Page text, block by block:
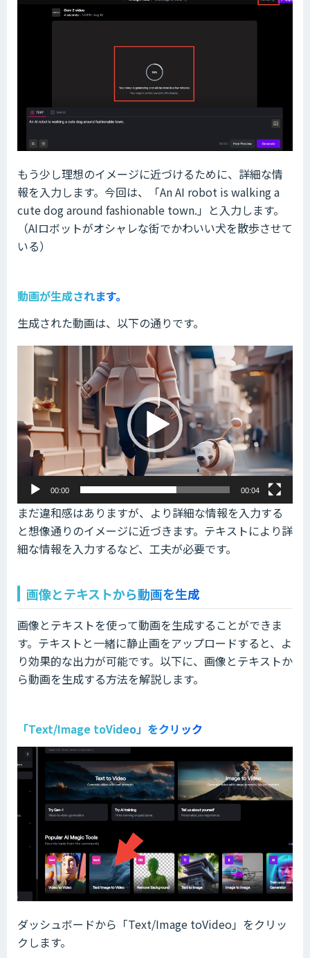
もう少し理想のイメージに近づけるために、詳細な情
報を入力します。今回は、「An AI robot is walking a
cute dog around fashionable town.」と入力します。
（AIロボットがオシャレな街でかわいい犬を散歩させて
いる）
動画が生成されます。
生成された動画は、以下の通りです。
ヤ
ー
00:00 00:04
まだ違和感はありますが、より詳細な情報を入力する
と想像通りのイメージに近づきます。テキストにより詳
細な情報を入力するなど、工夫が必要です。
画像とテキストから動画を生成
画像とテキストを使って動画を生成することができま
す。テキストと一緒に静止画をアップロードすると、よ
り効果的な出力が可能です。以下に、画像とテキストか
ら動画を生成する方法を解説します。
「Text/Image toVideo」をクリック
ダッシュボードから「Text/Image toVideo」をクリッ
クします。